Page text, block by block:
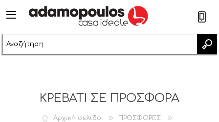
ΚΡΕΒΑΤΙ ΣΕ ΠΡΟΣΦΟΡΑ
Αρχική σελίδα
ΠΡΟΣΦΟΡΕΣ